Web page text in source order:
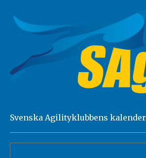
Svenska Agilityklubbens kalender